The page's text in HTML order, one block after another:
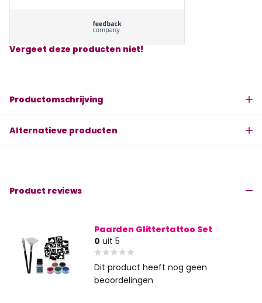
Vergeet deze producten niet!
Productomschrijving
Alternatieve producten
Product reviews
Paarden Glittertattoo Set
0 uit 5
Dit product heeft nog geen
beoordelingen